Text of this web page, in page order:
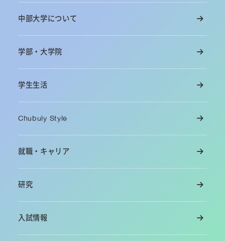
中部大学について
学部・大学院
学生生活
Chubuly Style
就職・キャリア
研究
入試情報